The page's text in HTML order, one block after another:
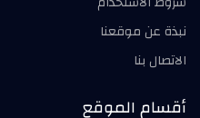
نبذة عن موقعنا
الاتصال بنا
أقسام الموقع